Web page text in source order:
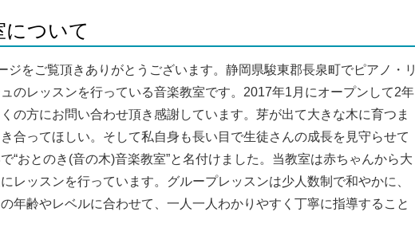
について
ジをご覧頂きありがとうございます。静岡県駿東郡長泉町でピアノ・リ
のレッスンを行っている音楽教室です。2017年1月にオープンして2年
の方にお問い合わせ頂き感謝しています。芽が出て大きな木に育つま
合ってほしい。そして私自身も長い目で生徒さんの成長を見守らせて
“おとのき(音の木)音楽教室”と名付けました。当教室は赤ちゃんから大
レッスンを行っています。グループレッスンは少人数制で和やかに、
年齢やレベルに合わせて、一人一人わかりやすく丁寧に指導すること